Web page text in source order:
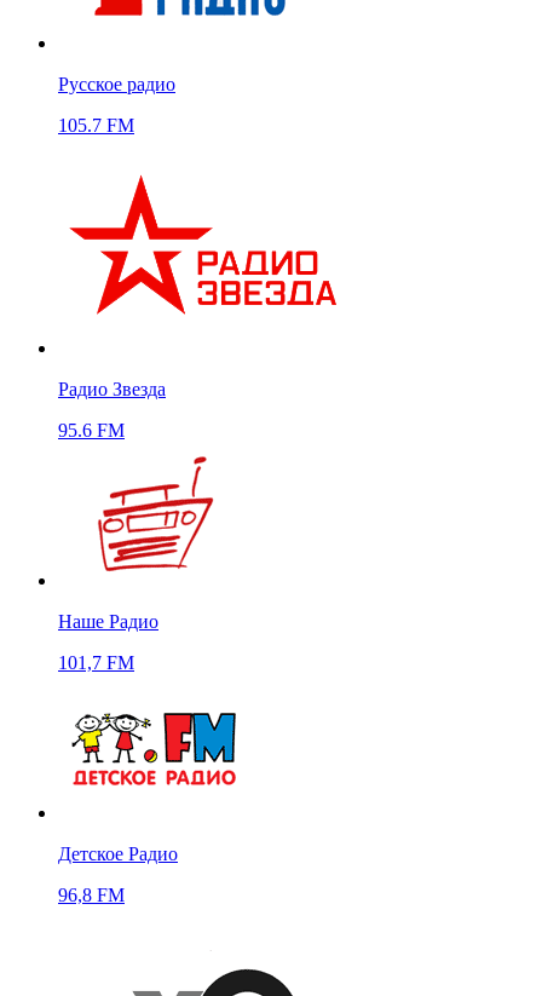
Русское радио
105.7 FM
Радио Звезда
95.6 FM
Наше Радио
101,7 FM
Детское Радио
96,8 FM